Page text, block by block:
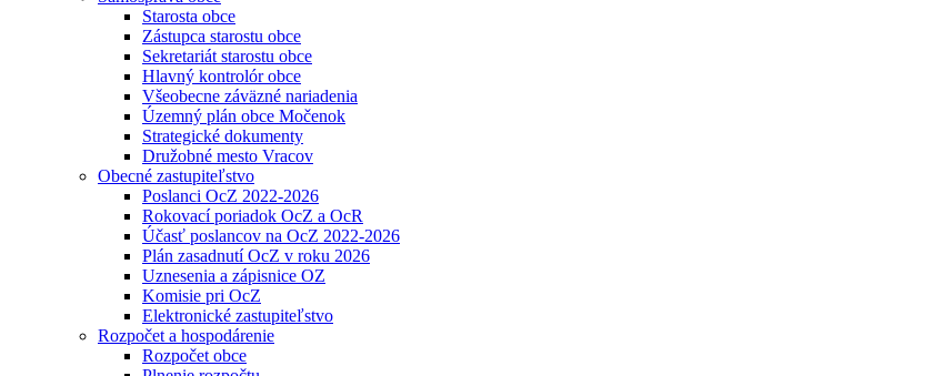
Starosta obce
Zástupca starostu obce
Sekretariát starostu obce
Hlavný kontrolór obce
Všeobecne záväzné nariadenia
Územný plán obce Močenok
Strategické dokumenty
Družobné mesto Vracov
Obecné zastupiteľstvo
Poslanci OcZ 2022-2026
Rokovací poriadok OcZ a OcR
Účasť poslancov na OcZ 2022-2026
Plán zasadnutí OcZ v roku 2026
Uznesenia a zápisnice OZ
Komisie pri OcZ
Elektronické zastupiteľstvo
Rozpočet a hospodárenie
Rozpočet obce